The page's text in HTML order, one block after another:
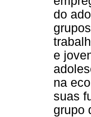
do
e
na
suas
grupo